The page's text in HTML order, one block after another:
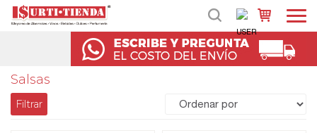
Salsas
Filtrar